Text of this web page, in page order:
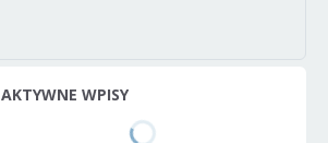
AKTYWNE WPISY